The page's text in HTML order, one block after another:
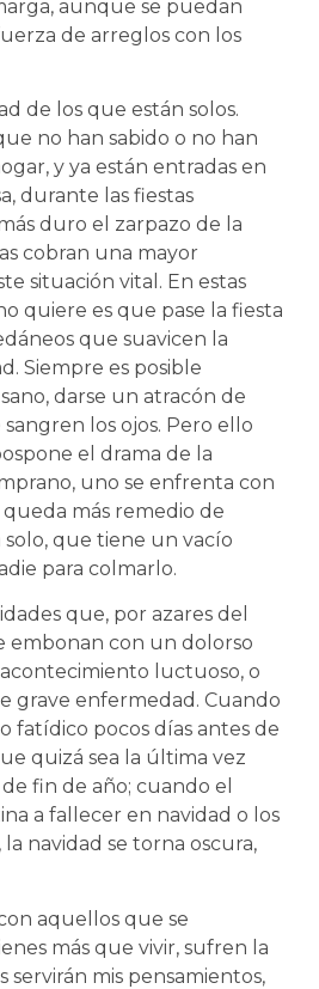
aunque se puedan
de arreglos con los
de los que están solos.
no han sabido o no han
y ya están entradas en
durante las fiestas
duro el zarpazo de la
cobran una mayor
situación vital. En estas
quiere es que pase la fiesta
que suavicen la
Siempre es posible
darse un atracón de
los ojos. Pero ello
el drama de la
uno se enfrenta con
más remedio de
que tiene un vacío
para colmarlo.
que, por azares del
embonan con un dolorso
luctuoso, o
grave enfermedad. Cuando
fatídico pocos días antes de
quizá sea la última vez
fin de año; cuando el
a fallecer en navidad o los
navidad se torna oscura,
aquellos que se
más que vivir, sufren la
servirán mis pensamientos,